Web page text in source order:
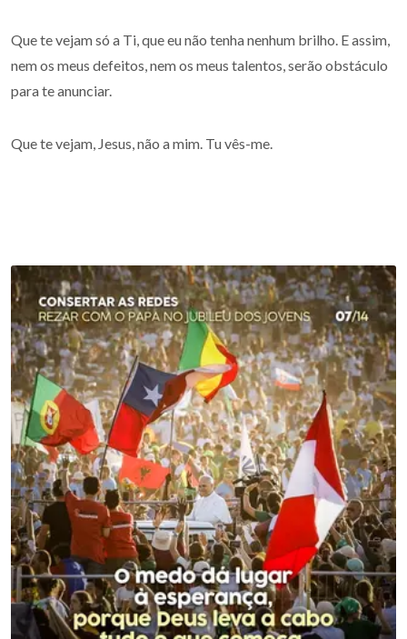
Que te vejam só a Ti, que eu não tenha nenhum brilho. E assim,
nem os meus defeitos, nem os meus talentos, serão obstáculo
para te anunciar.
Que te vejam, Jesus, não a mim. Tu vês-me.